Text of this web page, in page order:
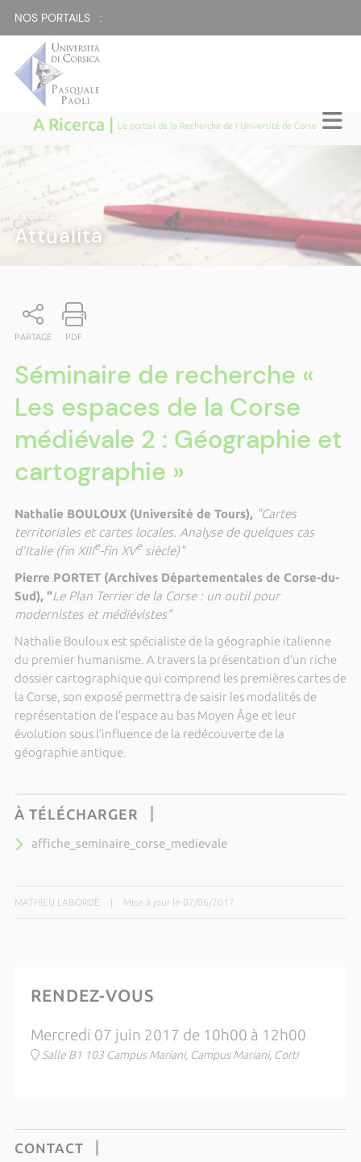
NOS PORTAILS :
A Ricerca | Le portail de la Recherche de l'Université de Corse
A RICERCA
Attualità
PARTAGE PDF
Séminaire de recherche «
Les espaces de la Corse
médiévale 2 : Géographie et
cartographie »
Nathalie BOULOUX (Université de Tours), "Cartes
territoriales et cartes locales. Analyse de quelques cas
d’Italie (fin XIIIe-fin XVesiècle)"
Pierre PORTET (Archives Départementales de Corse-du-
Sud), "Le Plan Terrier de la Corse : un outil pour
modernistes et médiévistes"
Nathalie Bouloux est spécialiste de la géographie italienne
du premier humanisme. A travers la présentation d’un riche
dossier cartographique qui comprend les premières cartes de
la Corse, son exposé permettra de saisir les modalités de
représentation de l’espace au bas Moyen Âge et leur
évolution sous l’influence de la redécouverte de la
géographie antique.
À TÉLÉCHARGER
affiche_seminaire_corse_medievale
MATHIEU LABORDE Mise à jour le 07/06/2017
RENDEZ-VOUS
Mercredi 07 juin 2017 de 10h00 à 12h00
Salle B1 103 Campus Mariani, Campus Mariani, Corti
CONTACT